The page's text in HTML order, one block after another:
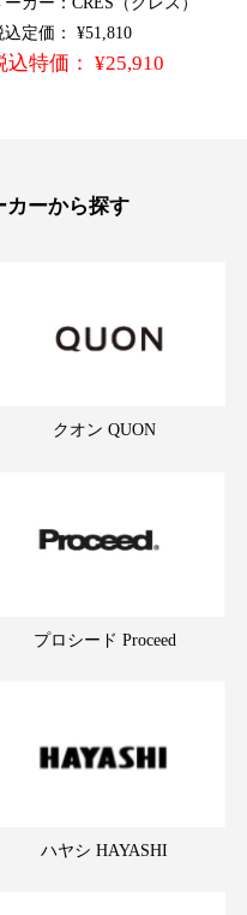
込定価： ¥51,810
込特価： ¥25,910
カーから探す
クオン QUON
プロシード Proceed
ハヤシ HAYASHI